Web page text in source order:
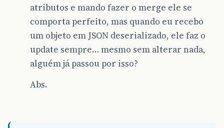
atributos e mando fazer o merge ele se
comporta perfeito, mas quando eu recebo
um objeto em JSON deserializado, ele faz o
update sempre… mesmo sem alterar nada,
alguém já passou por isso?
Abs.